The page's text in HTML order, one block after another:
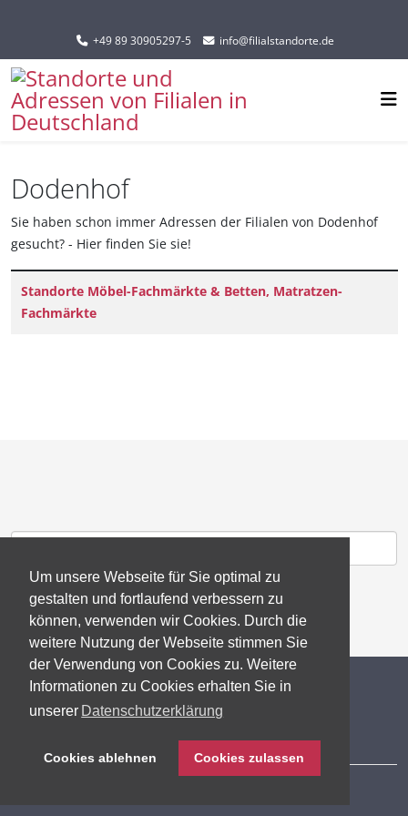
Um unsere Webseite für Sie optimal zu
gestalten und fortlaufend verbessern zu
können, verwenden wir Cookies. Durch die
weitere Nutzung der Webseite stimmen Sie
der Verwendung von Cookies zu. Weitere
Informationen zu Cookies erhalten Sie in
unserer Datenschutzerklärung
Cookies ablehnen Cookies zulassen
Sprache auswählen
+49 89 30905297-5 info@filialstandorte.de
Dodenhof
Sie haben schon immer Adressen der Filialen von Dodenhof
gesucht? - Hier finden Sie sie!
Titel
Standorte Möbel-Fachmärkte & Betten, Matratzen-
Fachmärkte
© 2026 gb consite GmbH
Impressum